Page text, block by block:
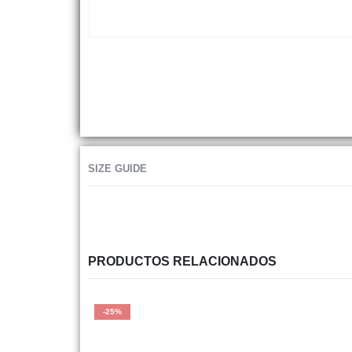
SIZE GUIDE
PRODUCTOS RELACIONADOS
-25%